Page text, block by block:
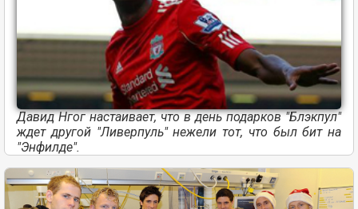
Давид Нгог настаивает, что в день подарков "Блэкпул"
ждет другой "Ливерпуль" нежели тот, что был бит на
"Энфилде".